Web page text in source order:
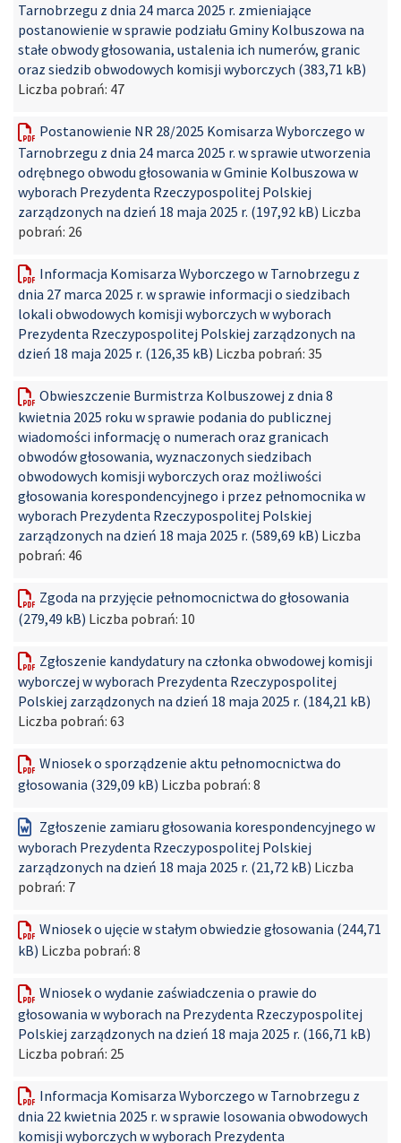
Tarnobrzegu z dnia 24 marca 2025 r. zmieniające
postanowienie w sprawie podziału Gminy Kolbuszowa na
stałe obwody głosowania, ustalenia ich numerów, granic
oraz siedzib obwodowych komisji wyborczych (383,71 kB)
Liczba pobrań: 47
Postanowienie NR 28/2025 Komisarza Wyborczego w
Tarnobrzegu z dnia 24 marca 2025 r. w sprawie utworzenia
odrębnego obwodu głosowania w Gminie Kolbuszowa w
wyborach Prezydenta Rzeczypospolitej Polskiej
zarządzonych na dzień 18 maja 2025 r. (197,92 kB) Liczba
pobrań: 26
Informacja Komisarza Wyborczego w Tarnobrzegu z
dnia 27 marca 2025 r. w sprawie informacji o siedzibach
lokali obwodowych komisji wyborczych w wyborach
Prezydenta Rzeczypospolitej Polskiej zarządzonych na
dzień 18 maja 2025 r. (126,35 kB) Liczba pobrań: 35
Obwieszczenie Burmistrza Kolbuszowej z dnia 8
kwietnia 2025 roku w sprawie podania do publicznej
wiadomości informację o numerach oraz granicach
obwodów głosowania, wyznaczonych siedzibach
obwodowych komisji wyborczych oraz możliwości
głosowania korespondencyjnego i przez pełnomocnika w
wyborach Prezydenta Rzeczypospolitej Polskiej
zarządzonych na dzień 18 maja 2025 r. (589,69 kB) Liczba
pobrań: 46
Zgoda na przyjęcie pełnomocnictwa do głosowania
(279,49 kB) Liczba pobrań: 10
Zgłoszenie kandydatury na członka obwodowej komisji
wyborczej w wyborach Prezydenta Rzeczypospolitej
Polskiej zarządzonych na dzień 18 maja 2025 r. (184,21 kB)
Liczba pobrań: 63
Wniosek o sporządzenie aktu pełnomocnictwa do
głosowania (329,09 kB) Liczba pobrań: 8
Zgłoszenie zamiaru głosowania korespondencyjnego w
wyborach Prezydenta Rzeczypospolitej Polskiej
zarządzonych na dzień 18 maja 2025 r. (21,72 kB) Liczba
pobrań: 7
Wniosek o ujęcie w stałym obwiedzie głosowania (244,71
kB) Liczba pobrań: 8
Wniosek o wydanie zaświadczenia o prawie do
głosowania w wyborach na Prezydenta Rzeczypospolitej
Polskiej zarządzonych na dzień 18 maja 2025 r. (166,71 kB)
Liczba pobrań: 25
Informacja Komisarza Wyborczego w Tarnobrzegu z
dnia 22 kwietnia 2025 r. w sprawie losowania obwodowych
komisji wyborczych w wyborach Prezydenta